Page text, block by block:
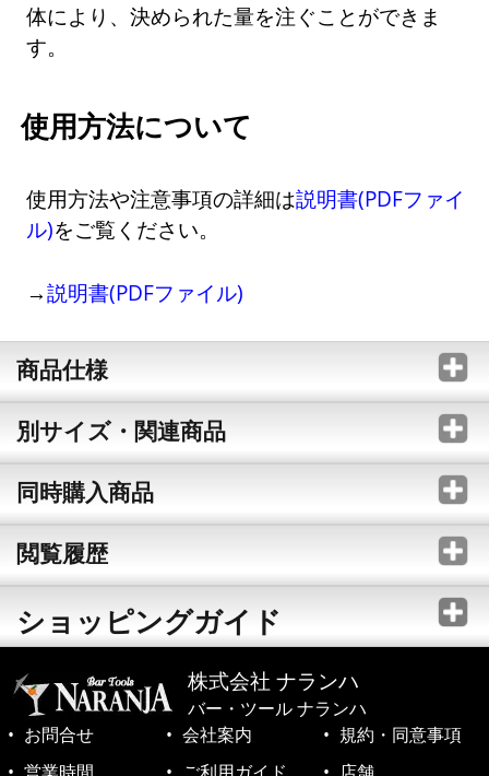
体により、決められた量を注ぐことができま
す。
使用方法について
使用方法や注意事項の詳細は説明書(PDFファイ
ル)をご覧ください。
→説明書(PDFファイル)
商品仕様
別サイズ・関連商品
同時購入商品
閲覧履歴
ショッピングガイド
株式会社 ナランハ
バー・ツール ナランハ
お問合せ
会社案内
規約・同意事項